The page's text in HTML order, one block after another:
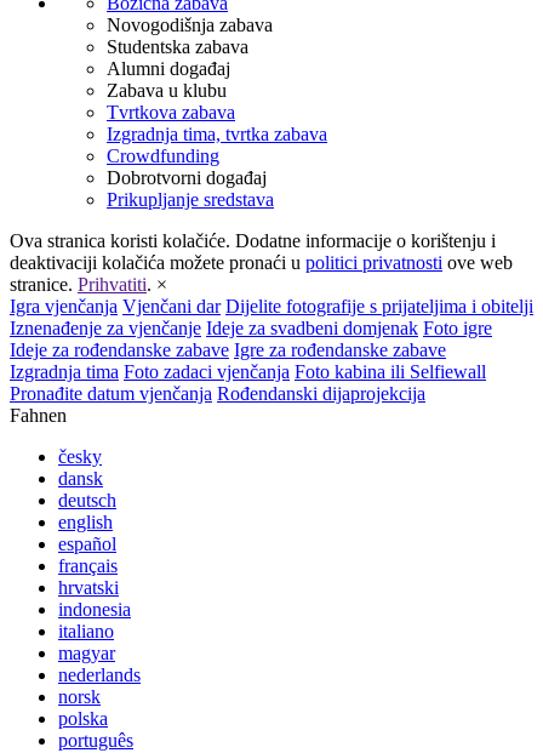
Novogodišnja zabava
Studentska zabava
Alumni događaj
Zabava u klubu
Tvrtkova zabava
Izgradnja tima, tvrtka zabava
Crowdfunding
Dobrotvorni događaj
Prikupljanje sredstava
Ova stranica koristi kolačiće. Dodatne informacije o korištenju i
deaktivaciji kolačića možete pronaći u politici privatnosti ove web
stranice. Prihvatiti. ×
Igra vjenčanja Vjenčani dar Dijelite fotografije s prijateljima i obitelji
Iznenađenje za vjenčanje Ideje za svadbeni domjenak Foto igre
Ideje za rođendanske zabave Igre za rođendanske zabave
Izgradnja tima Foto zadaci vjenčanja Foto kabina ili Selfiewall
Pronađite datum vjenčanja Rođendanski dijaprojekcija
Fahnen
česky
dansk
deutsch
english
español
français
hrvatski
indonesia
italiano
magyar
nederlands
norsk
polska
português